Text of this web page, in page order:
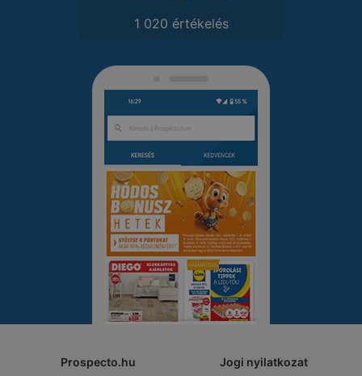
1 020 értékelés
Prospecto.hu Jogi nyilatkozat